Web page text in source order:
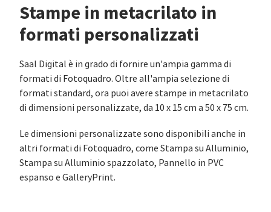
Stampe in metacrilato in
formati personalizzati
Saal Digital è in grado di fornire un'ampia gamma di
formati di Fotoquadro. Oltre all'ampia selezione di
formati standard, ora puoi avere stampe in metacrilato
di dimensioni personalizzate, da 10 x 15 cm a 50 x 75 cm.
Le dimensioni personalizzate sono disponibili anche in
altri formati di Fotoquadro, come Stampa su Alluminio,
Stampa su Alluminio spazzolato, Pannello in PVC
espanso e GalleryPrint.